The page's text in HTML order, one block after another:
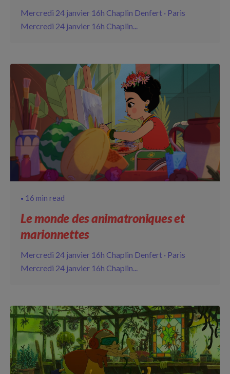
Mercredi 24 janvier 16h Chaplin Denfert · Paris
Mercredi 24 janvier 16h Chaplin...
16 min read
Le monde des animatroniques et
marionnettes
Mercredi 24 janvier 16h Chaplin Denfert · Paris
Mercredi 24 janvier 16h Chaplin...